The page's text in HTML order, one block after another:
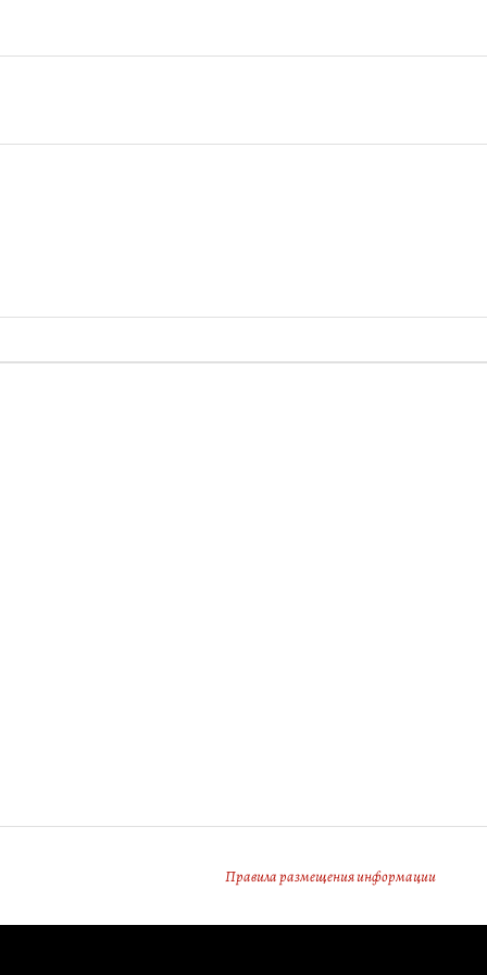
Правила размещения информации